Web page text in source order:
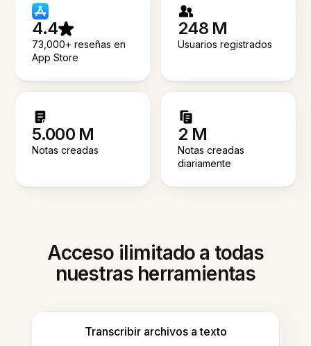
4.4
73,000+ reseñas en
App Store
248 M
Usuarios registrados
5.000 M
Notas creadas
2 M
Notas creadas
diariamente
Acceso ilimitado a todas
nuestras herramientas
Transcribir archivos a texto